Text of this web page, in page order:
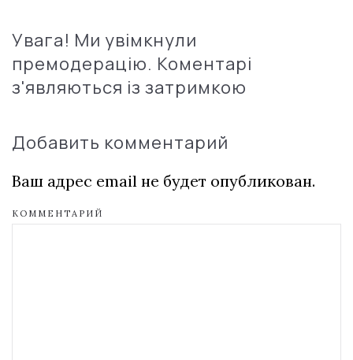
Увага! Ми увімкнули
премодерацію. Коментарі
з'являються із затримкою
Добавить комментарий
Ваш адрес email не будет опубликован.
КОММЕНТАРИЙ